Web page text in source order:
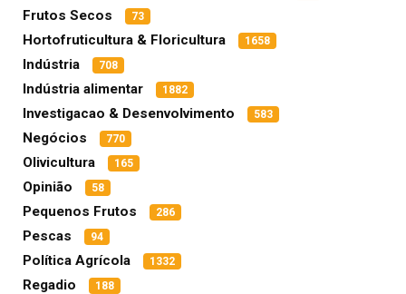
Frutos Secos 73
Hortofruticultura & Floricultura 1658
Indústria 708
Indústria alimentar 1882
Investigacao & Desenvolvimento 583
Negócios 770
Olivicultura 165
Opinião 58
Pequenos Frutos 286
Pescas 94
Política Agrícola 1332
Regadio 188